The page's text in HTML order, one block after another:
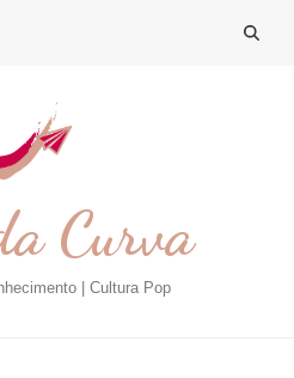
Curva
| Cultura Pop